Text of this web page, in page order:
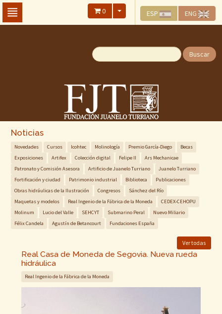
Skip
The
ESP ENG
0
Buscar
Noticias
Novedades Cursos Icohtec Molinología Premio García-Diego
Becas
Exposiciones
Artifex Colección digital Felipe II
Ars Mechanicae
Patronato y Comisión Asesora
Artificio de Juanelo Turriano
Juanelo Turriano
Fortificación y ciudad
Patrimonio industrial Biblioteca
Publicaciones
Obras hidráulicas de la Ilustración
Congresos
Sánchez del Río
Maquetas y modelos
Real Ingenio de la Fábrica de la Moneda
CEDEX-CEHOPU
Molinum
Lucio del Valle SEHCYT Submarino Peral
Nuevo Miliario
Félix Candela
Agustín de Betancourt Fundaciones España
Ver todas
Real Casa de Moneda de Segovia. Nueva rueda
hidráulica
Real Ingenio de la Fábrica de la Moneda